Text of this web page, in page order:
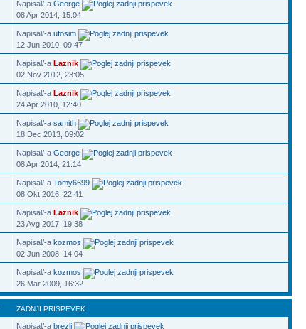
Napisal/-aGeorge
08 Apr 2014, 15:04
Napisal/-aufosim
12 Jun 2010, 09:47
Napisal/-aLaznik
02 Nov 2012, 23:05
Napisal/-aLaznik
24 Apr 2010, 12:40
Napisal/-asamith
18 Dec 2013, 09:02
Napisal/-aGeorge
08 Apr 2014, 21:14
Napisal/-aTomy6699
08 Okt 2016, 22:41
Napisal/-aLaznik
23 Avg 2017, 19:38
Napisal/-akozmos
02 Jun 2008, 14:04
Napisal/-akozmos
26 Mar 2009, 16:32
ZADNJI PRISPEVEK
Napisal/-abrezlj